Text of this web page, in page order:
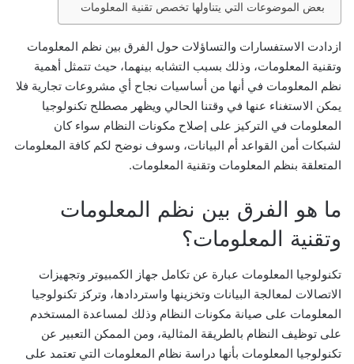
بعض الموضوعات التي يتناولها تخصص تقنية المعلومات
ازدادت الاستفسارات والتساؤلات حول الفرق بين نظم المعلومات
وتقنية المعلومات، وذلك بسبب التشابه بينهما، حيث تتمثل أهمية
نظم المعلومات في أنها من أساسيات نجاح أي مشروعات تجارية فلا
يمكن الاستغناء عنها في وقتنا الحالي ويظهر مصطلح تكنولوجيا
المعلومات في التركيز على إصلاح مكونات النظام سواء كان
لشبكات أمن القواعد أم البيانات، وسوف نوضح لكم كافة المعلومات
المتعلقة بنظم المعلومات وتقنية المعلومات.
ما هو الفرق بين نظم المعلومات
وتقنية المعلومات؟
تكنولوجيا المعلومات عبارة عن تكامل جهاز الكمبيوتر وتجهيزات
الاتصالات لمعالجة البيانات وتخزينها واستردادها، وتركز تكنولوجيا
المعلومات على صيانة مكونات النظام وذلك لمساعدة المستخدم
على توظيف النظام بالطريقة المثالية، ومن الممكن التعبير عن
تكنولوجيا المعلومات بأنها دراسة نظام المعلومات التي تعتمد على